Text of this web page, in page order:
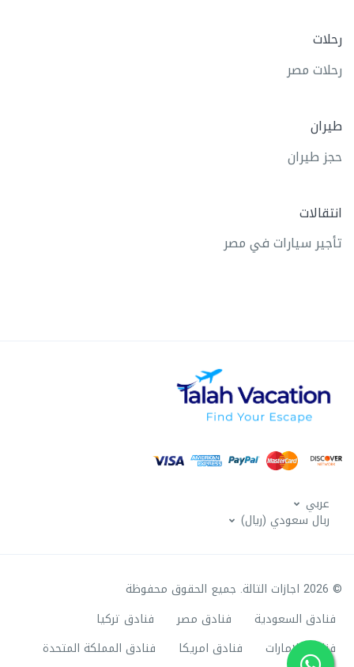
رحلات
رحلات مصر
طيران
حجز طيران
انتقالات
تأجير سيارات في مصر
عربي
ربال سعودي (ريال)
© 2026 اجازات التالة. جميع الحقوق محفوظة
فنادق السعودية
فنادق مصر
فنادق تركيا
فنادق الامارات
فنادق امريكا فنادق المملكة المتحدة